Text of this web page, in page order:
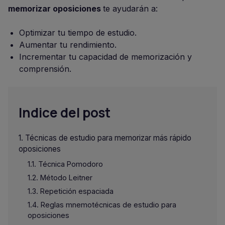
memorizar oposiciones te ayudarán a:
Optimizar tu tiempo de estudio.
Aumentar tu rendimiento.
Incrementar tu capacidad de memorización y
comprensión.
Indice del post
Técnicas de estudio para memorizar más rápido
oposiciones
Técnica Pomodoro
Método Leitner
Repetición espaciada
Reglas mnemotécnicas de estudio para
oposiciones